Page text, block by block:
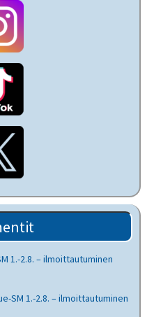
1.-2.8. – ilmoittautuminen
SM 1.-2.8. – ilmoittautuminen